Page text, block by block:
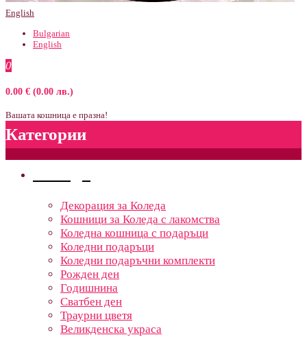
English
Bulgarian
English
0
0.00 € (0.00 лв.)
Вашата кошница е празна!
Категории
Декорация за Коледа
Кошници за Коледа с лакомства
Коледна кошница с подаръци
Коледни подаръци
Коледни подаръчни комплекти
Рожден ден
Годишнина
Сватбен ден
Траурни цветя
Великденска украса